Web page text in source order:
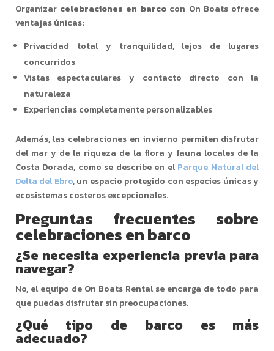
Organizar celebraciones en barcocon On Boats ofrece
ventajas únicas:
Privacidad total y tranquilidad, lejos de lugares
concurridos
Vistas espectaculares y contacto directo con la
naturaleza
Experiencias completamente personalizables
Además, las celebraciones en invierno permiten disfrutar
del mar y de la riqueza de la flora y fauna locales de la
Costa Dorada, como se describe en el Parque Natural del
Delta del Ebro, un espacio protegido con especies únicas y
ecosistemas costeros excepcionales.
Preguntas frecuentes sobre
celebraciones en barco
¿Se necesita experiencia previa para
navegar?
No, el equipo de On Boats Rental se encarga de todo para
que puedas disfrutar sin preocupaciones.
¿Qué tipo de barco es más
adecuado?